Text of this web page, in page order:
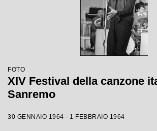
FOTO
XIV Festival della canzone
Sanremo
30 GENNAIO 1964 - 1 FEBBRAIO 1964